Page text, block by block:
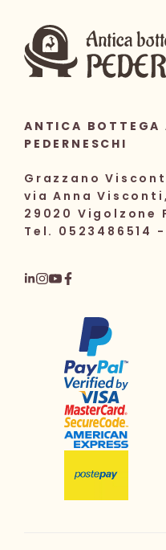
ANTICA BOTTEGA
PEDERNESCHI
Grazzano
via Anna
29020 Vigolzone
Tel. 0523486514